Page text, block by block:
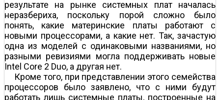
результате на рынке системных плат началась
неразбериха, поскольку порой сложно было
понять, какие материнские платы работают с
новыми процессорами, а какие нет. Так, зачастую
одна из моделей с одинаковыми названиями, но
разными ревизиями могла поддерживать новые
Intel Core 2 Duo, а другая нет.
Кроме того, при представлении этого семейства
процессоров было заявлено, что с ними будут
работать лишь системные платы, построенные на